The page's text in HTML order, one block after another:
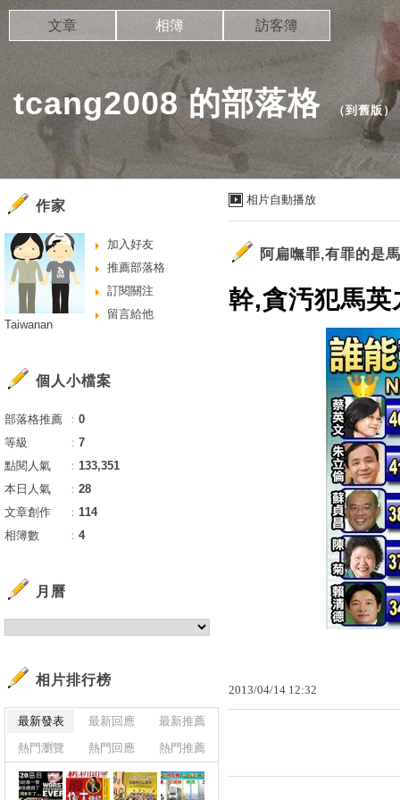
tcang2008 的部落格 （到舊版）
文章 相簿 訪客簿
相片自動播放
阿扁嘸罪,有罪的是
幹,貪汚犯馬英
2013/04/14 12:32
作家
加入好友
推薦部落格
訂閱關注
留言給他
Taiwanan
個人小檔案
部落格推薦 ： 0
等級
： 7
點閱人氣
： 133,351
本日人氣
： 28
文章創作
： 114
相簿數
： 4
月曆
相片排行榜
最新發表 最新回應
最新推薦
熱門瀏覽
熱門回應 熱門推薦